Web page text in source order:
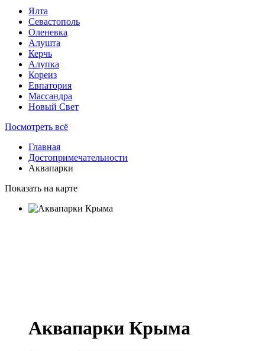
Ялта
Севастополь
Оленевка
Алушта
Керчь
Алупка
Кореиз
Евпатория
Массандра
Новый Свет
Посмотреть всё
Главная
Достопримечательности
Аквапарки
Показать на карте
Аквапарки Крыма